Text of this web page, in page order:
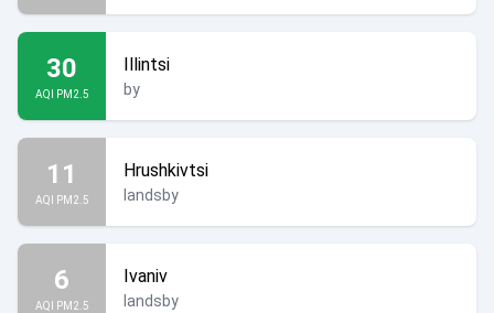
30
AQI PM2.5
Illintsi
by
11
AQI PM2.5
Hrushkivtsi
landsby
6
AQI PM2.5
Ivaniv
landsby